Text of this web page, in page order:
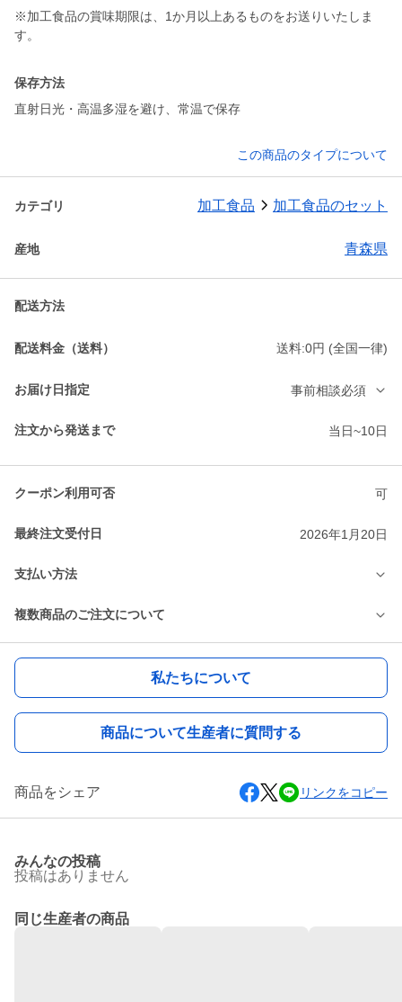
※加工食品の賞味期限は、1か月以上あるものをお送りいたしま
す。
保存方法
直射日光・高温多湿を避け、常温で保存
この商品のタイプについて
カテゴリ 加工食品 加工食品のセット
産地 青森県
配送方法
配送料金（送料） 送料:0円 (全国一律)
お届け日指定 事前相談必須
注文から発送まで 当日~10日
クーポン利用可否 可
最終注文受付日 2026年1月20日
支払い方法
複数商品のご注文について
私たちについて
商品について生産者に質問する
商品をシェア リンクをコピー
みんなの投稿
投稿はありません
同じ生産者の商品